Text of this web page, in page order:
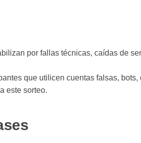
por fallas técnicas, caídas de
que utilicen cuentas falsas,
este sorteo.